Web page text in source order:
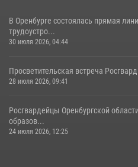
В Оренбурге состоялась прямая
трудоустро...
30 июля 2026, 04:44
Просветительская встреча
28 июля 2026, 09:41
Росгвардейцы Оренбургской
образов...
24 июля 2026, 12:25